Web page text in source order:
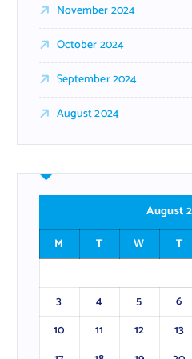
November 2024
October 2024
September 2024
August 2024
August
M
T W T
3
4 5 6
10
11 12 13